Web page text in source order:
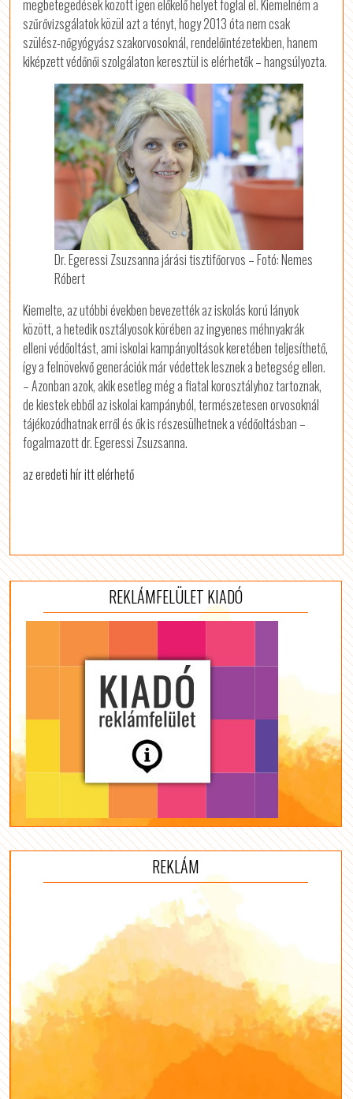
megbetegedések között igen előkelő helyet foglal el. Kiemelném a
szűrővizsgálatok közül azt a tényt, hogy 2013 óta nem csak
szülész-nőgyógyász szakorvosoknál, rendelőintézetekben, hanem
kiképzett védőnői szolgálaton keresztül is elérhetők – hangsúlyozta.
Dr. Egeressi Zsuzsanna járási tisztifőorvos – Fotó: Nemes
Róbert
Kiemelte, az utóbbi években bevezették az iskolás korú lányok
között, a hetedik osztályosok körében az ingyenes méhnyakrák
elleni védőoltást, ami iskolai kampányoltások keretében teljesíthető,
így a felnövekvő generációk már védettek lesznek a betegség ellen.
– Azonban azok, akik esetleg még a fiatal korosztályhoz tartoznak,
de kiestek ebből az iskolai kampányból, természetesen orvosoknál
tájékozódhatnak erről és ők is részesülhetnek a védőoltásban –
fogalmazott dr. Egeressi Zsuzsanna.
az eredeti hír itt elérhető
REKLÁMFELÜLET KIADÓ
REKLÁM